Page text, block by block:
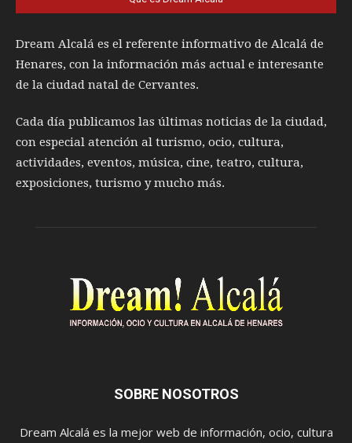
Dream Alcalá es el referente informativo de Alcalá de
Henares, con la información más actual e interesante
de la ciudad natal de Cervantes.
Cada día publicamos las últimas noticias de la ciudad,
con especial atención al turismo, ocio, cultura,
actividades, eventos, música, cine, teatro, cultura,
exposiciones, turismo y mucho más.
SOBRE NOSOTROS
Dream Alcalá es la mejor web de información, ocio, cultura